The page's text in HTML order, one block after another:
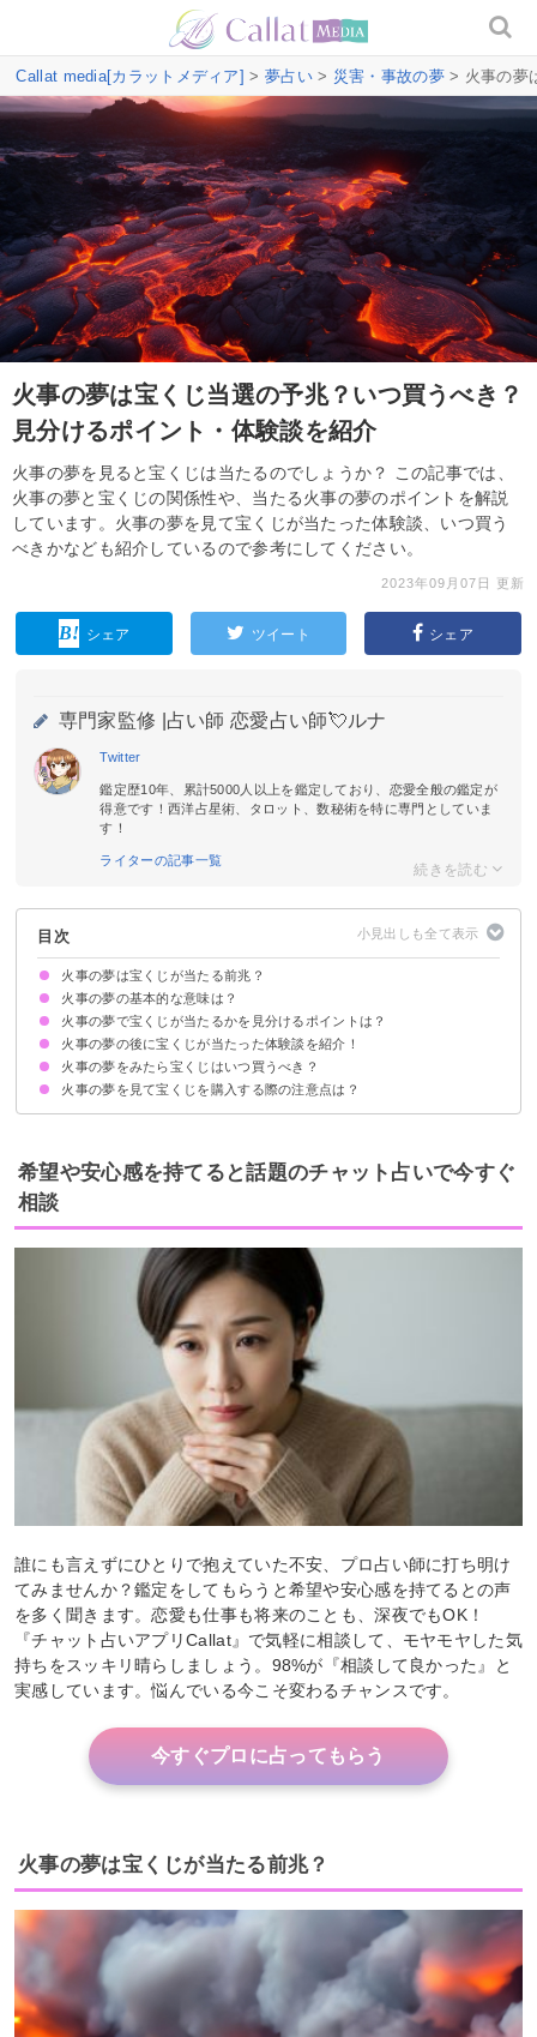
Callat media[カラットメディア] > 夢占い> 災害・事故の夢> 火事の夢
火事の夢は宝くじ当選の予兆？いつ買うべき？
見分けるポイント・体験談を紹介
火事の夢を見ると宝くじは当たるのでしょうか？ この記事では、
火事の夢と宝くじの関係性や、当たる火事の夢のポイントを解説
しています。火事の夢を見て宝くじが当たった体験談、いつ買う
べきかなども紹介しているので参考にしてください。
2023年09月07日 更新
シェア ツイート シェア
専門家監修 | 占い師 恋愛占い師💘ルナ
Twitter
鑑定歴10年、累計5000人以上を鑑定しており、恋愛全般の鑑定が
得意です！西洋占星術、タロット、数秘術を特に専門としていま
す！
ライターの記事一覧
目次
火事の夢は宝くじが当たる前兆？
火事の夢の基本的な意味は？
運気上昇・情熱の暗示
ただし夢の内容次第では金運が下がっているかも
火事の夢で宝くじが当たるかを見分けるポイントは？
①火の勢いが強いかどうか
②火事がどこで起こったか
③火事の際の状況・行動がどうだったか
火事の夢の後に宝くじが当たった体験談を紹介！
体験談①大きな家が激しく燃える夢
体験談②勢いのある炎が一軒家を燃やしている夢
火事の夢をみたら宝くじはいつ買うべき？
一般的には1週間以内に買う人が多い
当選者の83%は一週間以内に買っている
火事の夢を見て宝くじを購入する際の注意点は？
金運が下がるので夢の内容は人に話さない
希望や安心感を持てると話題のチャット占いで今すぐ
相談
誰にも言えずにひとりで抱えていた不安、プロ占い師に打ち明け
てみませんか？鑑定をしてもらうと希望や安心感を持てるとの声
を多く聞きます。恋愛も仕事も将来のことも、深夜でもOK！
『チャット占いアプリCallat』で気軽に相談して、モヤモヤした気
持ちをスッキリ晴らしましょう。98%が『相談して良かった』と
実感しています。悩んでいる今こそ変わるチャンスです。
今すぐプロに占ってもらう
火事の夢は宝くじが当たる前兆？